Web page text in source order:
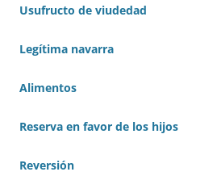
Usufructo de viudedad
Legítima navarra
Alimentos
Reserva en favor de los hijos
Reversión